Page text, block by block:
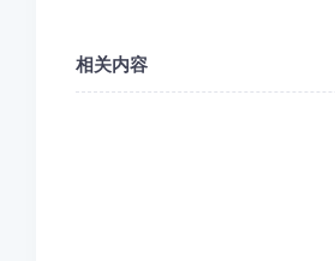
相关内容